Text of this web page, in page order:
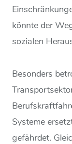
könnte der
sozialen
Besonders
Systeme
gefährdet.